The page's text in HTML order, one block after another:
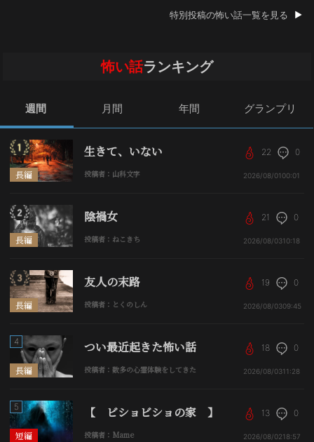
特別投稿の怖い話一覧を見る
怖い話ランキング
週間 月間 年間 グランプリ
長編
生きて、いない
投稿者：山科文字
22 0
2026/08/01 00:01
長編
陰禍女
投稿者：ねこきち
21 0
2026/08/0310:18
長編
友人の末路
投稿者：とくのしん
19 0
2026/08/0309:45
長編
4 つい最近起きた怖い話
投稿者：数多の心霊体験をしてきた
18 0
2026/08/0311:28
短編
5 【 ビショビショの家 】
投稿者：Mame
13 0
2026/08/0218:57